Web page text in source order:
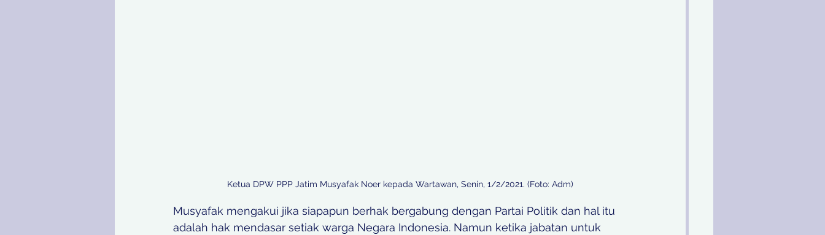
Ketua DPW PPP Jatim Musyafak Noer kepada Wartawan, Senin, 1/2/2021. (Foto: Adm)
Musyafak mengakui jika siapapun berhak bergabung dengan Partai Politik dan hal itu
adalah hak mendasar setiak warga Negara Indonesia. Namun ketika jabatan untuk